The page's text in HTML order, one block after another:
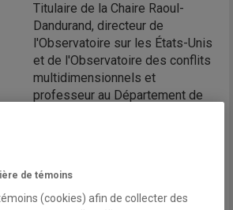
Titulaire de la Chaire Raoul-
Dandurand, directeur de
l'Observatoire sur les États-Unis
et de l'Observatoire des conflits
multidimensionnels et
professeur au Département de
Expertises
Vie politique et institutions
de témoins
(cookies) afin de collecter des